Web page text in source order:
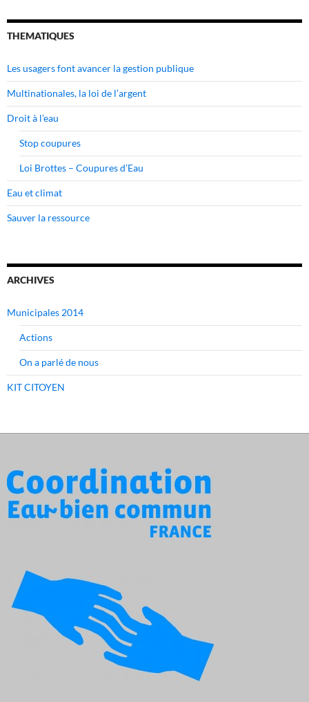
THEMATIQUES
Les usagers font avancer la gestion publique
Multinationales, la loi de l’argent
Droit à l’eau
Stop coupures
Loi Brottes – Coupures d’Eau
Eau et climat
Sauver la ressource
ARCHIVES
Municipales 2014
Actions
On a parlé de nous
KIT CITOYEN